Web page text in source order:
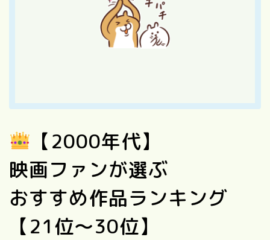
【2000年代】
映画ファンが選ぶ
おすすめ作品ランキング
【21位〜30位】